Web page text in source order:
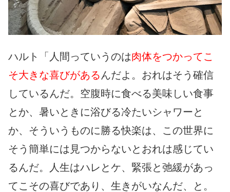
ハルト「人間っていうのは肉体をつかってこ
そ大きな喜びがあるんだよ。おれはそう確信
しているんだ。空腹時に食べる美味しい食事
とか、暑いときに浴びる冷たいシャワーと
か、そういうものに勝る快楽は、この世界に
そう簡単には見つからないとおれは感じてい
るんだ。人生はハレとケ、緊張と弛緩があっ
てこその喜びであり、生きがいなんだ、と。